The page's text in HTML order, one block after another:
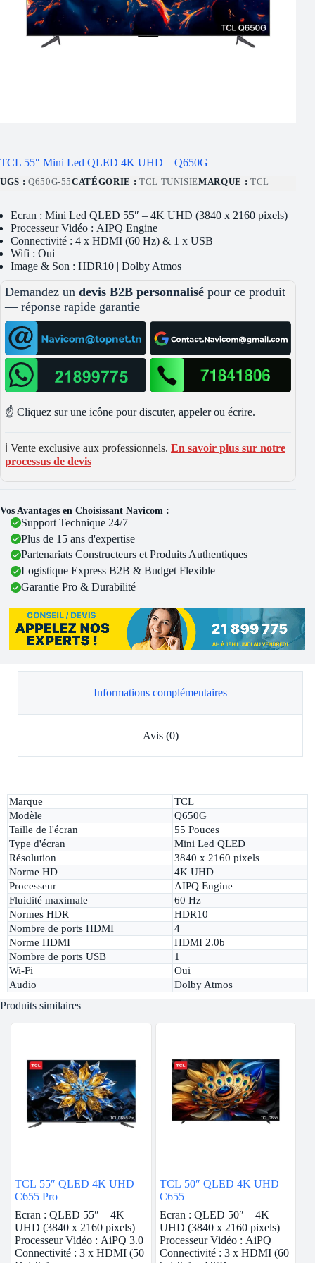
TCL 55″ Mini Led QLED 4K UHD – Q650G
UGS : Q650G-55CATÉGORIE : TCL TUNISIEMARQUE : TCL
Ecran : Mini Led QLED 55″ – 4K UHD (3840 x 2160 pixels)
Processeur Vidéo : AIPQ Engine
Connectivité : 4 x HDMI (60 Hz) & 1 x USB
Wifi : Oui
Image & Son : HDR10 | Dolby Atmos
Demandez un devis B2B personnalisé pour ce produit
— réponse rapide garantie
☝️ Cliquez sur une icône pour discuter, appeler ou écrire.
ℹ️ Vente exclusive aux professionnels. En savoir plus sur notre
processus de devis
Vos Avantages en Choisissant Navicom :
Support Technique 24/7
Plus de 15 ans d'expertise
Partenariats Constructeurs et Produits Authentiques
Logistique Express B2B & Budget Flexible
Garantie Pro & Durabilité
Informations complémentaires
Avis (0)
Marque
TCL
Modèle
Q650G
Taille de l'écran
55 Pouces
Type d'écran
Mini Led QLED
Résolution
3840 x 2160 pixels
Norme HD
4K UHD
Processeur
AIPQ Engine
Fluidité maximale
60 Hz
Normes HDR
HDR10
Nombre de ports HDMI
4
Norme HDMI
HDMI 2.0b
Nombre de ports USB
1
Wi-Fi
Oui
Audio
Dolby Atmos
Produits similaires
TCL 55″ QLED 4K UHD –
C655 Pro
Ecran : QLED 55″ – 4K
UHD (3840 x 2160 pixels)
Processeur Vidéo : AiPQ 3.0
Connectivité : 3 x HDMI (50
TCL 50″ QLED 4K UHD –
C655
Ecran : QLED 50″ – 4K
UHD (3840 x 2160 pixels)
Processeur Vidéo : AiPQ
Connectivité : 3 x HDMI (60